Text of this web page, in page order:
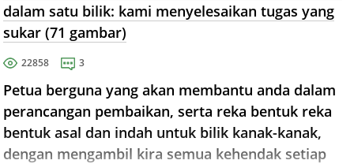
dalam satu bilik: kami menyelesaikan tugas yang
sukar (71 gambar)
22858 3
Petua berguna yang akan membantu anda dalam
perancangan pembaikan, serta reka bentuk reka
bentuk asal dan indah untuk bilik kanak-kanak,
dengan mengambil kira semua kehendak setiap